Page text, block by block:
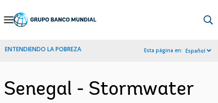
Skip
Navigation
ENTENDIENDO LA POBREZA Esta página en: Español
Senegal - Stormwater